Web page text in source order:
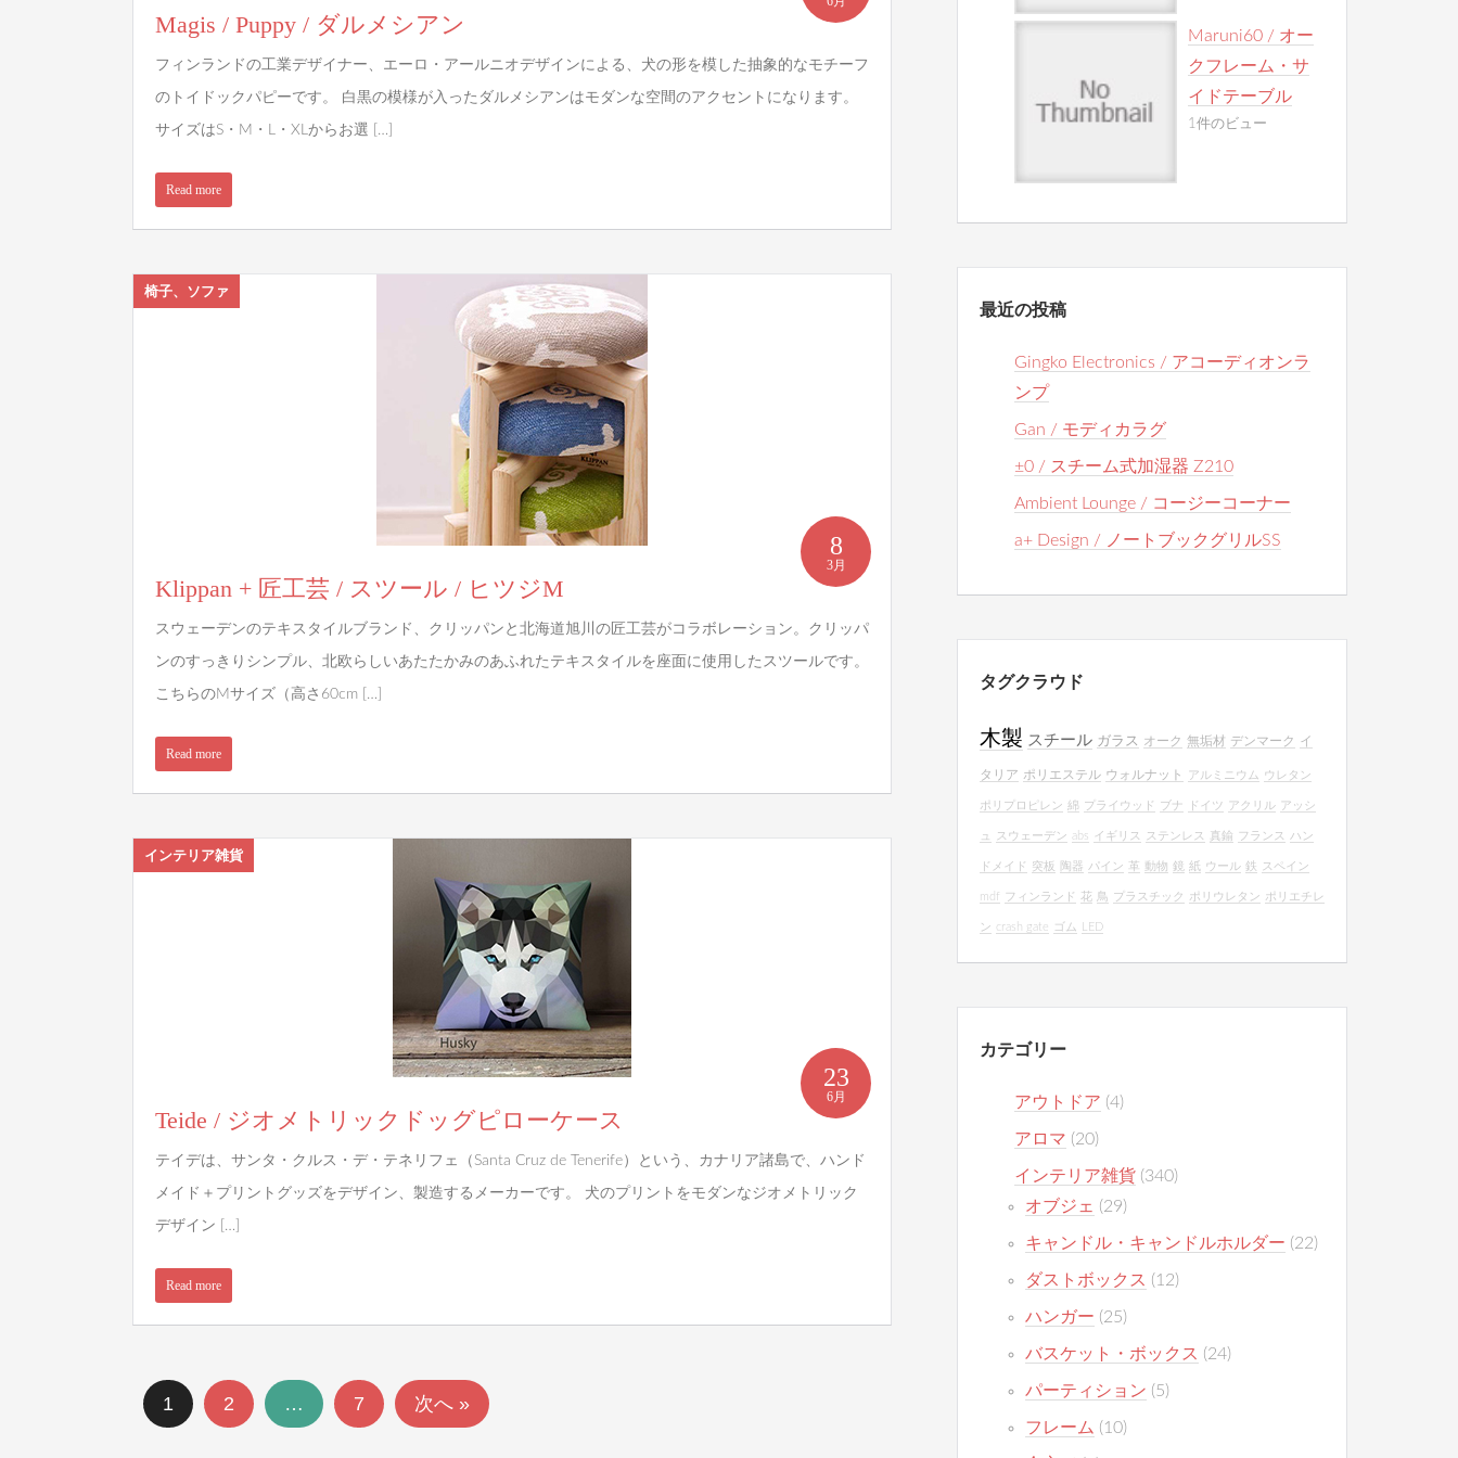
Magis / Puppy / ダルメシアン
フィンランドの工業デザイナー、エーロ・アールニオデザインによる、犬の形を模した抽象的なモチーフ
のトイドックパピーです。 白黒の模様が入ったダルメシアンはモダンな空間のアクセントになります。
サイズはS・M・L・XLからお選 […]
Read more
椅子、ソファ
8
3月
Klippan + 匠工芸 / スツール / ヒツジM
スウェーデンのテキスタイルブランド、クリッパンと北海道旭川の匠工芸がコラボレーション。クリッパ
ンのすっきりシンプル、北欧らしいあたたかみのあふれたテキスタイルを座面に使用したスツールです。
こちらのMサイズ（高さ60cm […]
Read more
インテリア雑貨
23
6月
Teide / ジオメトリックドッグピローケース
テイデは、サンタ・クルス・デ・テネリフェ（Santa Cruz de Tenerife）という、カナリア諸島で、ハンド
メイド＋プリントグッズをデザイン、製造するメーカーです。 犬のプリントをモダンなジオメトリック
デザイン […]
Read more
1 2 … 7 次へ »
Maruni60 / オー
クフレーム・サ
イドテーブル
1件のビュー
最近の投稿
Gingko Electronics / アコーディオンラ
ンプ
Gan / モディカラグ
±0 / スチーム式加湿器 Z210
Ambient Lounge / コージーコーナー
a+ Design / ノートブックグリルSS
タグクラウド
木製 スチール ガラス オーク 無垢材 デンマーク イ
タリア ポリエステル ウォルナット アルミニウム ウレタン
ポリプロピレン 綿 プライウッド ブナ ドイツ アクリル アッシ
ュ スウェーデン abs イギリス ステンレス 真鍮 フランス ハン
ドメイド 突板 陶器 パイン 革 動物 鏡 紙 ウール 鉄 スペイン
mdf フィンランド 花 鳥 プラスチック ポリウレタン ポリエチレ
ン crash gate ゴム LED
カテゴリー
アウトドア (4)
アロマ (20)
インテリア雑貨 (340)
オブジェ (29)
キャンドル・キャンドルホルダー (22)
ダストボックス (12)
ハンガー (25)
バスケット・ボックス (24)
パーティション (5)
フレーム (10)